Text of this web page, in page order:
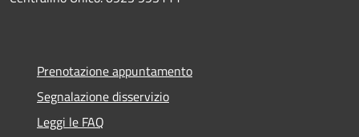
Prenotazione appuntamento
Segnalazione disservizio
Leggi le FAQ